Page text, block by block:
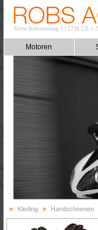
Korte Belkmerweg 7| 1756 CB 't
Motoren
» Kleding » Handschoenen